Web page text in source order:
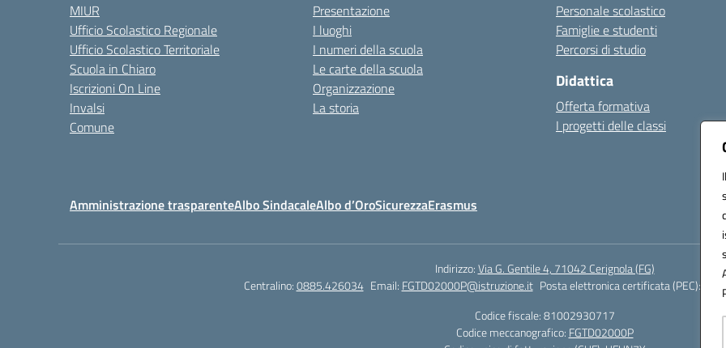
MIUR
Ufficio Scolastico Regionale
Ufficio Scolastico Territoriale
Scuola in Chiaro
Iscrizioni On Line
Invalsi
Comune
Presentazione
I luoghi
I numeri della scuola
Le carte della scuola
Organizzazione
La storia
Personale scolastico
Famiglie e studenti
Percorsi di studio
Didattica
Offerta formativa
I progetti delle classi
Amministrazione trasparenteAlbo SindacaleAlbo d’OroSicurezzaErasmus
Indirizzo:Via G. Gentile 4, 71042 Cerignola (FG)
Centralino:0885.426034 Email: FGTD02000P@istruzione.it Posta elettronica certificata (PEC):
Codice fiscale: 81002930717
Codice meccanografico: FGTD02000P